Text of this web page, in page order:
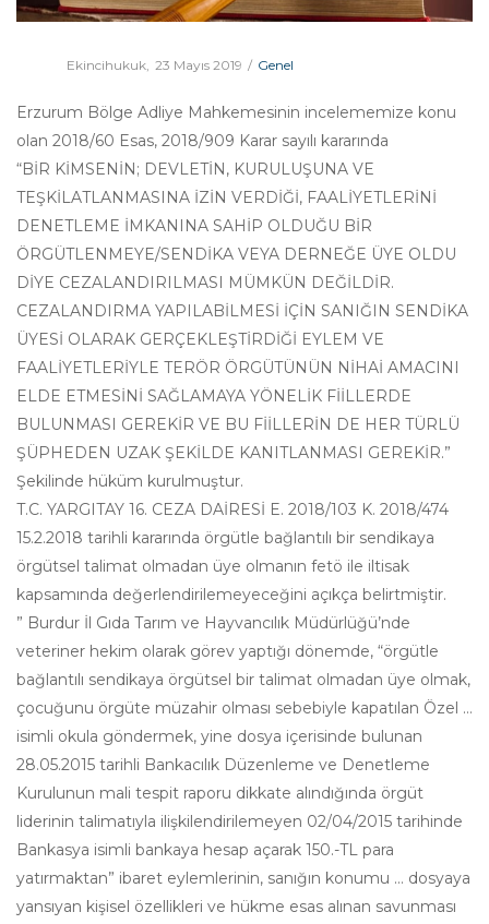
Ekincihukuk Posted
23 Mayıs 2019
Posted
Genel
Erzurum Bölge Adliye Mahkemesinin incelememize konu
olan 2018/60 Esas, 2018/909 Karar sayılı kararında
“BİR KİMSENİN; DEVLETİN, KURULUŞUNA VE
TEŞKİLATLANMASINA İZİN VERDİĞİ, FAALİYETLERİNİ
DENETLEME İMKANINA SAHİP OLDUĞU BİR
ÖRGÜTLENMEYE/SENDİKA VEYA DERNEĞE ÜYE OLDU
DİYE CEZALANDIRILMASI MÜMKÜN DEĞİLDİR.
CEZALANDIRMA YAPILABİLMESİ İÇİN SANIĞIN SENDİKA
ÜYESİ OLARAK GERÇEKLEŞTİRDİĞİ EYLEM VE
FAALİYETLERİYLE TERÖR ÖRGÜTÜNÜN NİHAİ AMACINI
ELDE ETMESİNİ SAĞLAMAYA YÖNELİK FİİLLERDE
BULUNMASI GEREKİR VE BU FİİLLERİN DE HER TÜRLÜ
ŞÜPHEDEN UZAK ŞEKİLDE KANITLANMASI GEREKİR.”
Şekilinde hüküm kurulmuştur.
T.C. YARGITAY 16. CEZA DAİRESİ E. 2018/103 K. 2018/474
15.2.2018 tarihli kararında örgütle bağlantılı bir sendikaya
örgütsel talimat olmadan üye olmanın fetö ile iltisak
kapsamında değerlendirilemeyeceğini açıkça belirtmiştir.
” Burdur İl Gıda Tarım ve Hayvancılık Müdürlüğü’nde
veteriner hekim olarak görev yaptığı dönemde, “örgütle
bağlantılı sendikaya örgütsel bir talimat olmadan üye olmak,
çocuğunu örgüte müzahir olması sebebiyle kapatılan Özel …
isimli okula göndermek, yine dosya içerisinde bulunan
28.05.2015 tarihli Bankacılık Düzenleme ve Denetleme
Kurulunun mali tespit raporu dikkate alındığında örgüt
liderinin talimatıyla ilişkilendirilemeyen 02/04/2015 tarihinde
Bankasya isimli bankaya hesap açarak 150.-TL para
yatırmaktan” ibaret eylemlerinin, sanığın konumu … dosyaya
yansıyan kişisel özellikleri ve hükme esas alınan savunması